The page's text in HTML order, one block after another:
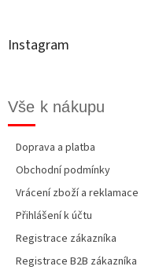
Instagram
Vše k nákupu
Doprava a platba
Obchodní podmínky
Vrácení zboží a reklamace
Přihlášení k účtu
Registrace zákazníka
Registrace B2B zákazníka